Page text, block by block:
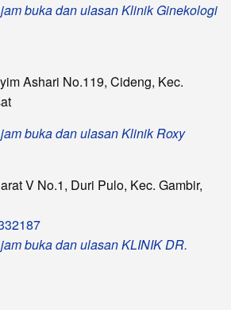
buka dan ulasan Klinik Ginekologi
Ashari No.119, Cideng, Kec.
buka dan ulasan Klinik Roxy
V No.1, Duri Pulo, Kec. Gambir,
buka dan ulasan KLINIK DR.